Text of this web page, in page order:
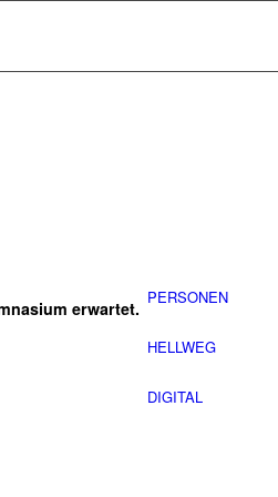
erwartet.
PERSONEN
HELLWEG
DIGITAL